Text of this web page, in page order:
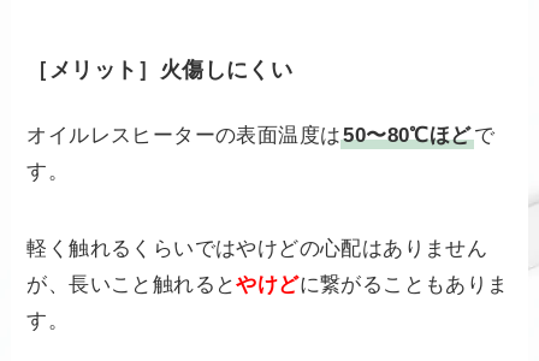
［メリット］火傷しにくい
オイルレスヒーターの表面温度は50〜80℃ほどで
す。
軽く触れるくらいではやけどの心配はありません
が、長いこと触れるとやけどに繋がることもありま
す。